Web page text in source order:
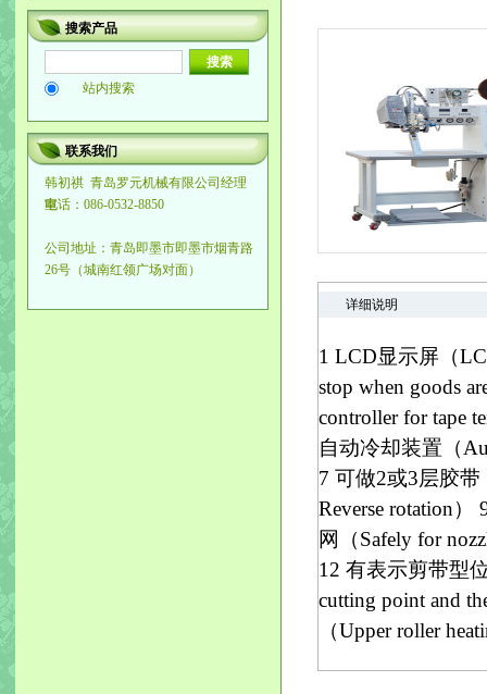
搜索产品
站内搜索
联系我们
韩初祺 青岛罗元机械有限公司经理
室
电话：086-0532-8850
公司地址：青岛即墨市即墨市烟青路
26号（城南红领广场对面）
详细说明
1 LCD显示屏（
stop when goods
controller for tape
自动冷却装置（
7 可做2或3层胶带
Reverse rotation
网（Safely for
12 有表示剪带型
cutting point and
（Upper roller